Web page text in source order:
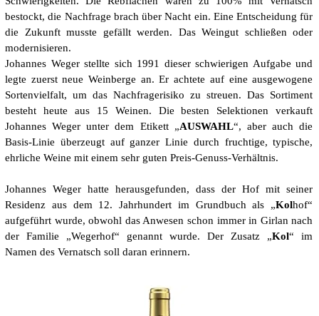
bestockt, die Nachfrage brach über Nacht ein. Eine Entscheidung für
die Zukunft musste gefällt werden. Das Weingut schließen oder
modernisieren.
Johannes Weger stellte sich 1991 dieser schwierigen Aufgabe und
legte zuerst neue Weinberge an. Er achtete auf eine ausgewogene
Sortenvielfalt, um das Nachfragerisiko zu streuen. Das Sortiment
besteht heute aus 15 Weinen. Die besten Selektionen verkauft
Johannes Weger unter dem Etikett „AUSWAHL“, aber auch die
Basis-Linie überzeugt auf ganzer Linie durch fruchtige, typische,
ehrliche Weine mit einem sehr guten Preis-Genuss-Verhältnis.
Johannes Weger hatte herausgefunden, dass der Hof mit seiner
Residenz aus dem 12. Jahrhundert im Grundbuch als „Kolhof“
aufgeführt wurde, obwohl das Anwesen schon immer in Girlan nach
der Familie „Wegerhof“ genannt wurde. Der Zusatz „Kol“ im
Namen des Vernatsch soll daran erinnern.